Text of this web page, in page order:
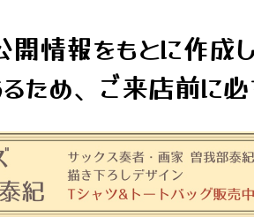
情報をもとに作成
ため、ご来店前に